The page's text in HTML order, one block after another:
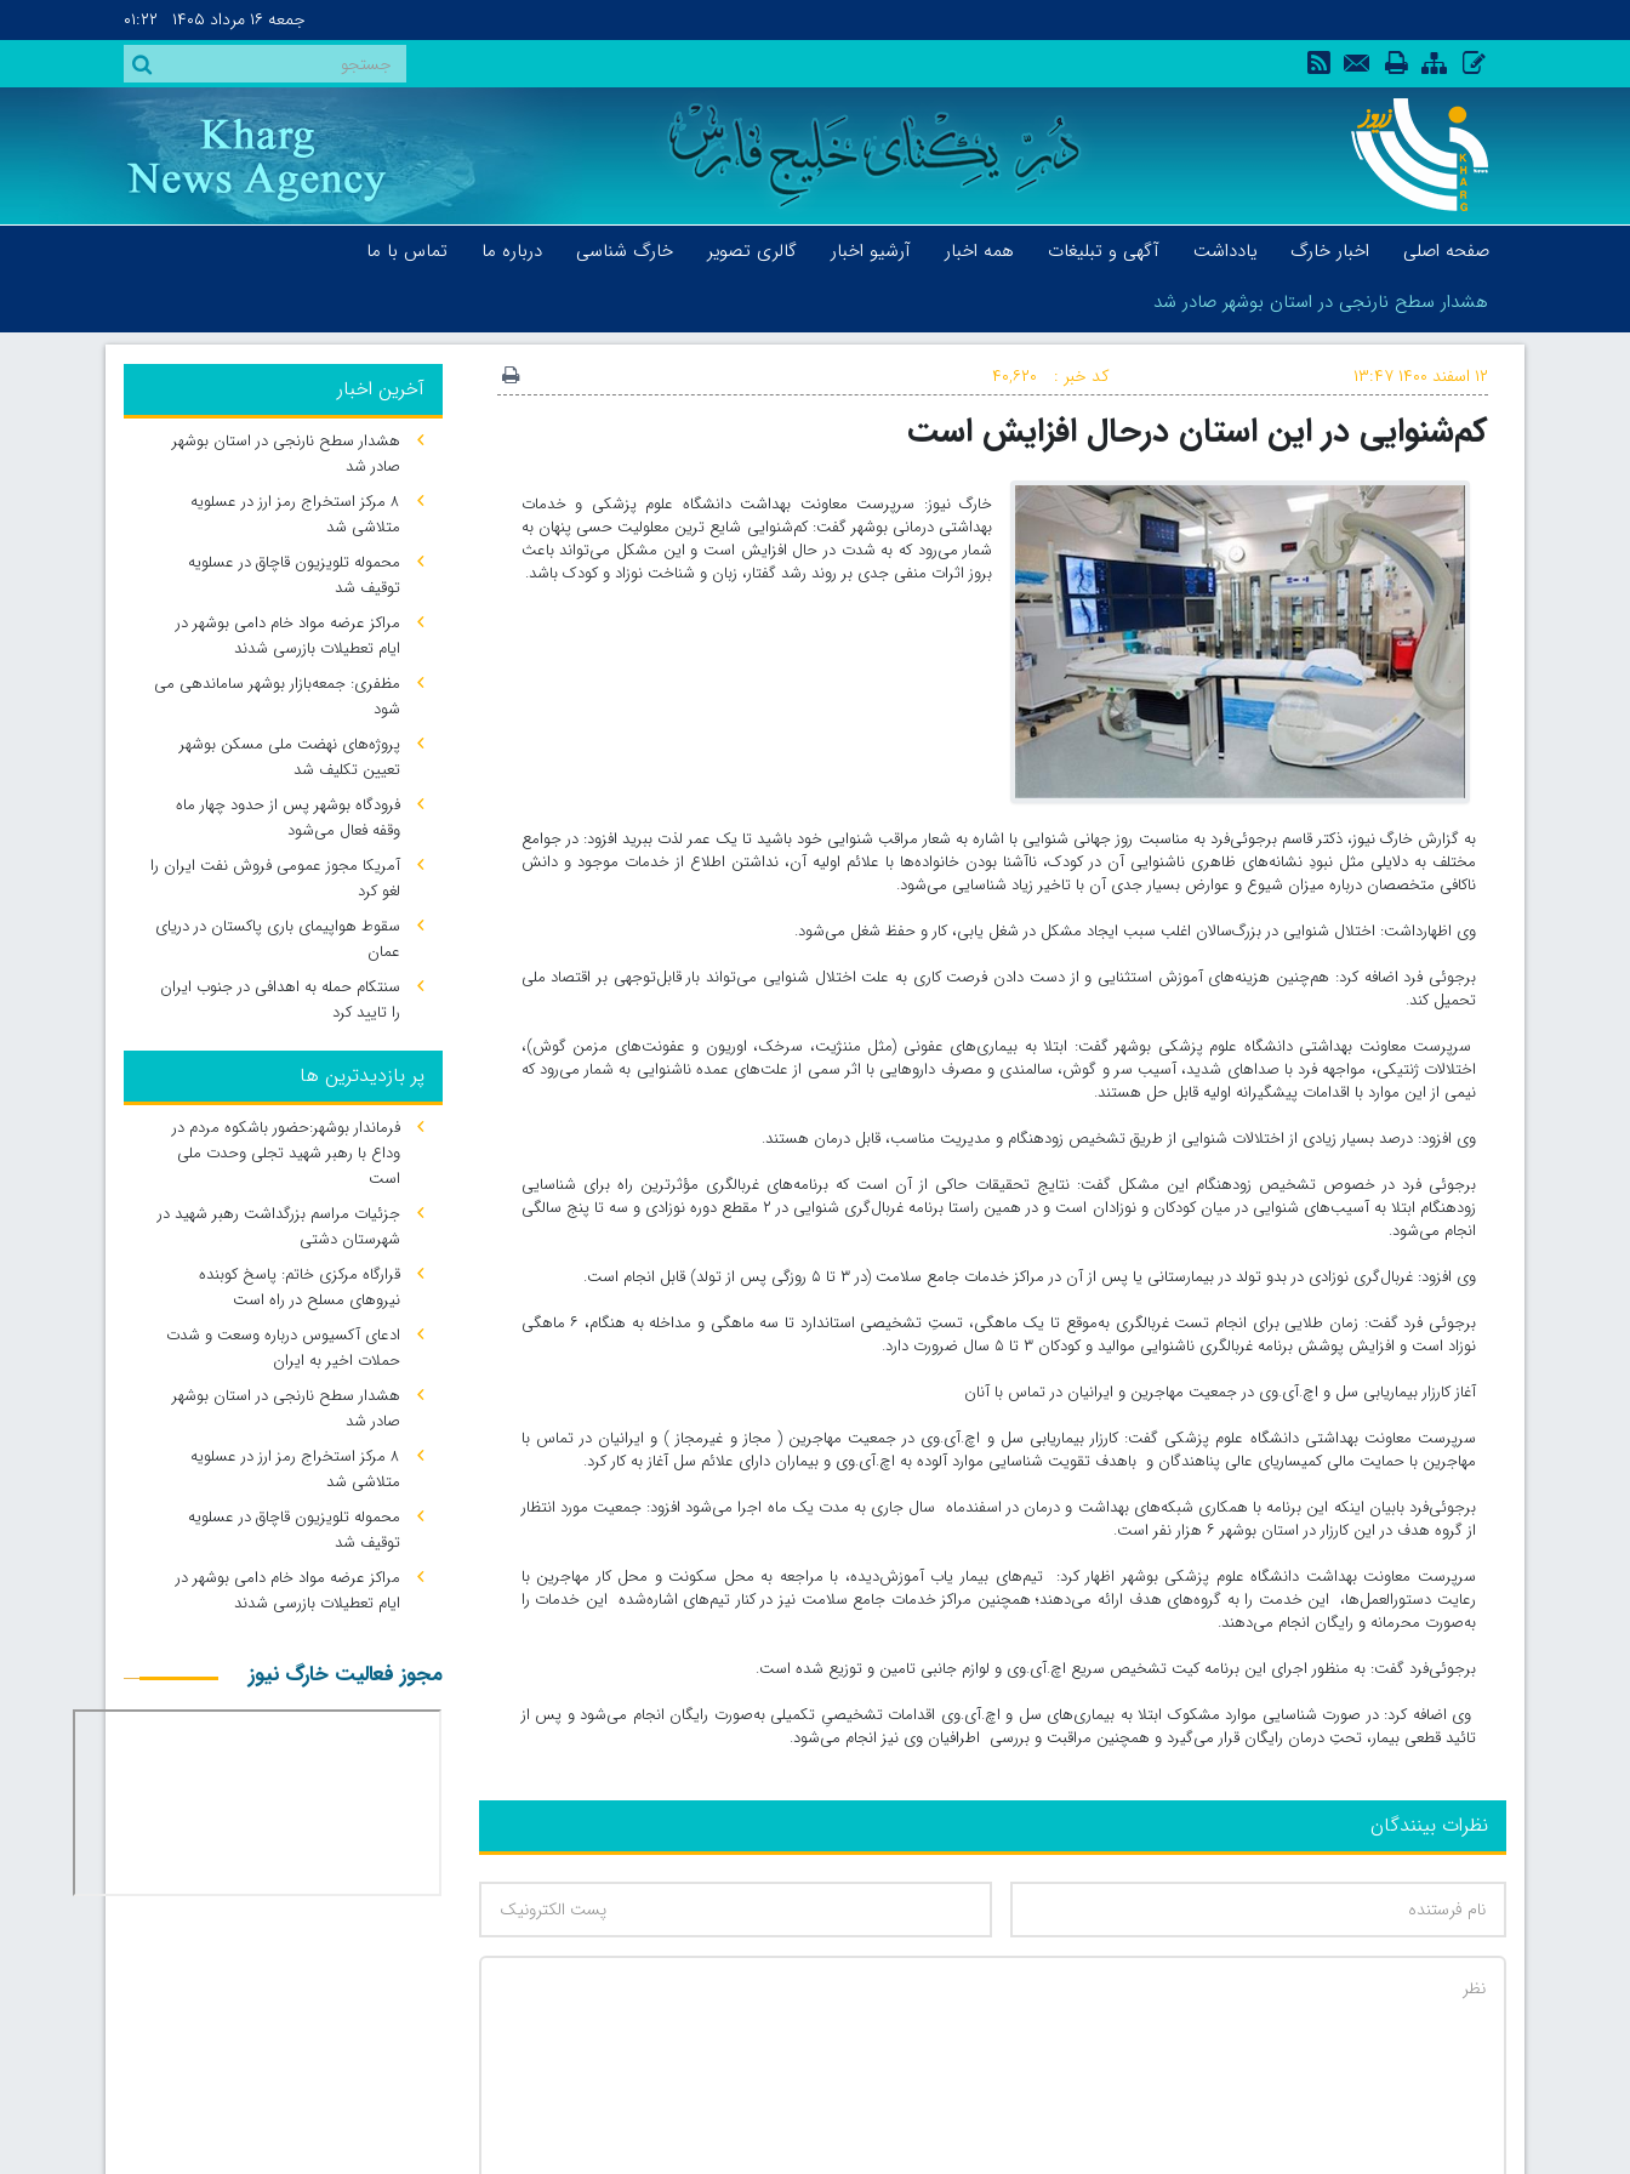
جمعه ۱۶ مرداد ۱۴۰۵ ۰۱:۲۲
صفحه اصلی اخبار خارگ یادداشت آگهی و تبلیغات همه اخبار آرشیو اخبار گالری تصویر خارگ شناسی درباره ما
تماس با ما
هشدار سطح نارنجی در استان بوشهر صادر شد
هشدار سطح نارنجی در استان بوشهر صادر شد
کد خبر : ۴۰,۶۲۰ ۱۲ اسفند ۱۴۰۰ ۱۳:۴۷
کم‌شنوایی در این استان درحال افزایش است
خارگ نیوز: سرپرست معاونت بهداشت دانشگاه علوم پزشکی و خدمات
بهداشتی درمانی بوشهر گفت: کم‌شنوایی شایع ترین معلولیت حسی پنهان به
شمار می‌رود که به شدت در حال افزایش است و این مشکل می‌تواند باعث
بروز اثرات منفی جدی بر روند رشد گفتار، زبان و شناخت نوزاد و کودک باشد.
به گزارش خارگ نیوز، ذکتر قاسم برجوئی‌فرد به مناسبت روز جهانی شنوایی با اشاره به شعار مراقب شنوایی خود باشید تا یک عمر لذت ببرید افزود: در جوامع
مختلف به دلایلی مثل نبودِ نشانه‌های ظاهری ناشنوایی آن در کودک، ناآشنا بودن خانواده‌ها با علائم اولیه آن، نداشتن اطلاع از خدمات موجود و دانش
ناکافی متخصصان درباره میزان شیوع و عوارض بسیار جدی آن با تاخیر زیاد شناسایی می‌شود.
وی اظهارداشت: اختلال شنوایی در بزرگ‌سالان اغلب سبب ایجاد مشکل در شغل یابی، کار و حفظ شغل می‌شود.
برجوئی فرد اضافه کرد: هم‌چنین هزینه‌های آموزش استثنایی و از دست دادن فرصت کاری به علت اختلال شنوایی می‌تواند بار قابل‌توجهی بر اقتصاد ملی
تحمیل کند.
سرپرست معاونت بهداشتی دانشگاه علوم پزشکی بوشهر گفت: ابتلا به بیماری‌های عفونی (مثل مننژیت، سرخک، اوریون و عفونت‌های مزمن گوش)،
اختلالات ژنتیکی، مواجهه فرد با صداهای شدید، آسیب سر و گوش، سالمندی و مصرف داروهایی با اثر سمی از علت‌های عمده ناشنوایی به شمار می‌رود که
نیمی از این موارد با اقدامات پیشگیرانه اولیه قابل‌ حل هستند.
وی افزود: درصد بسیار زیادی از اختلالات شنوایی از طریق تشخیص زودهنگام و مدیریت مناسب، قابل‌ درمان هستند.
برجوئی فرد در خصوص تشخیص زودهنگام این مشکل گفت: نتایج تحقیقات حاکی از آن است که برنامه‌های غربالگری مؤثرترین راه برای شناسایی
زودهنگام ابتلا به آسیب‌های شنوایی در میان کودکان و نوزادان است و در همین راستا برنامه غربال‌گری شنوایی در ۲ مقطع دوره نوزادی و سه تا پنج سالگی
انجام می‌شود.
وی افزود: غربال‌گری نوزادی در بدو تولد در بیمارستانی یا پس‌ از آن در مراکز خدمات جامع سلامت (در ۳ تا ۵ روزگی پس از تولد) قابل انجام است.
برجوئی فرد گفت: زمان طلایی برای انجام تست غربالگری به‌موقع تا یک ماهگی، تستِ تشخیصی استاندارد تا سه ماهگی و مداخله به هنگام، ۶ ماهگی
نوزاد است و افزایش پوشش برنامه غربالگری ناشنوایی موالید و کودکان ۳ تا ۵ سال ضرورت دارد.
آغاز کارزار بیماریابی سل و اچ.آی.وی در جمعیت مهاجرین و ایرانیان در تماس با آنان
سرپرست معاونت بهداشتی دانشگاه علوم پزشکی گفت: کارزار بیماریابی سل و اچ.آی.وی در جمعیت مهاجرین ( مجاز و غیرمجاز ) و ایرانیان در تماس با
مهاجرین با حمایت مالی کمیساریای عالی پناهندگان و باهدف تقویت شناسایی موارد آلوده به اچ.آی.وی و بیماران دارای علائم سل آغاز به کار کرد.
برجوئی‌فرد بابیان اینکه این برنامه با همکاری شبکه‌های بهداشت و درمان در اسفندماه سال جاری به مدت یک ماه اجرا می‌شود افزود: جمعیت مورد انتظار
از گروه هدف در این کارزار در استان بوشهر ۶ هزار نفر است.
سرپرست معاونت بهداشت دانشگاه علوم پزشکی بوشهر اظهار کرد: تیم‌های بیمار یاب آموزش‌دیده، با مراجعه به محل سکونت و محل کار مهاجرین با
رعایت دستورالعمل‌ها، این خدمت را به گروه‌های هدف ارائه می‌دهند؛ همچنین مراکز خدمات جامع سلامت نیز در کنار تیم‌های اشاره‌شده این خدمات را
به‌صورت محرمانه و رایگان انجام می‌دهند.
برجوئی‌فرد گفت: به‌ منظور اجرای این برنامه کیت تشخیص سریع اچ.آی.وی و لوازم جانبی تامین و توزیع‌ شده است.
وی اضافه کرد: در صورت شناسایی موارد مشکوک ابتلا به بیماری‌های سل و اچ.آی.وی اقدامات تشخیصیِ تکمیلی به‌صورت رایگان انجام می‌شود و پس از
تائید قطعی بیمار، تحتِ درمان رایگان قرار می‌گیرد و همچنین مراقبت و بررسی اطرافیان وی نیز انجام می‌شود.
نظرات بینندگان
آخرین اخبار
هشدار سطح نارنجی در استان بوشهر
صادر شد
۸ مرکز استخراج رمز ارز در عسلویه
متلاشی شد
محموله تلویزیون قاچاق در عسلویه
توقیف شد
مراکز عرضه مواد خام دامی بوشهر در
ایام تعطیلات بازرسی شدند
مظفری: جمعه‌بازار بوشهر ساماندهی می‌
شود
پروژه‌های نهضت ملی مسکن بوشهر
تعیین تکلیف شد
فرودگاه بوشهر پس از حدود چهار ماه
وقفه فعال می‌شود
آمریکا مجوز عمومی فروش نفت ایران را
لغو کرد
سقوط هواپیمای باری پاکستان در دریای
عمان
سنتکام حمله به اهدافی در جنوب ایران
را تایید کرد
پر بازدیدترین ها
فرماندار بوشهر:حضور باشکوه مردم در
وداع با رهبر شهید تجلی وحدت ملی
است
جزئیات مراسم بزرگداشت رهبر شهید در
شهرستان دشتی
قرارگاه مرکزی خاتم: پاسخ کوبنده
نیروهای مسلح در راه است
ادعای آکسیوس درباره وسعت و شدت
حملات اخیر به ایران
هشدار سطح نارنجی در استان بوشهر
صادر شد
۸ مرکز استخراج رمز ارز در عسلویه
متلاشی شد
محموله تلویزیون قاچاق در عسلویه
توقیف شد
مراکز عرضه مواد خام دامی بوشهر در
ایام تعطیلات بازرسی شدند
مجوز فعالیت خارگ نیوز